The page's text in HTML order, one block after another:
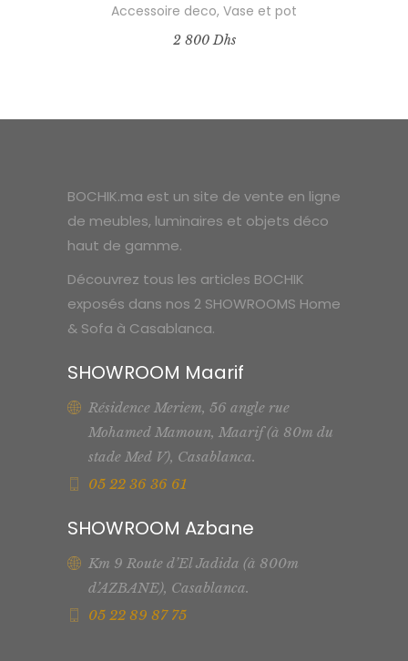
Accessoire deco, Vase et pot
2 800Dhs
BOCHIK.ma est un site de vente en ligne
de meubles, luminaires et objets déco
haut de gamme.
Découvrez tous les articles BOCHIK
exposés dans nos 2 SHOWROOMS Home
& Sofa à Casablanca.
SHOWROOM Maarif
Résidence Meriem, 56 angle rue
Mohamed Mamoun, Maarif (à 80m du
stade Med V), Casablanca.
05 22 36 36 61
SHOWROOM Azbane
Km 9 Route d’El Jadida (à 800m
d’AZBANE), Casablanca.
05 22 89 87 75